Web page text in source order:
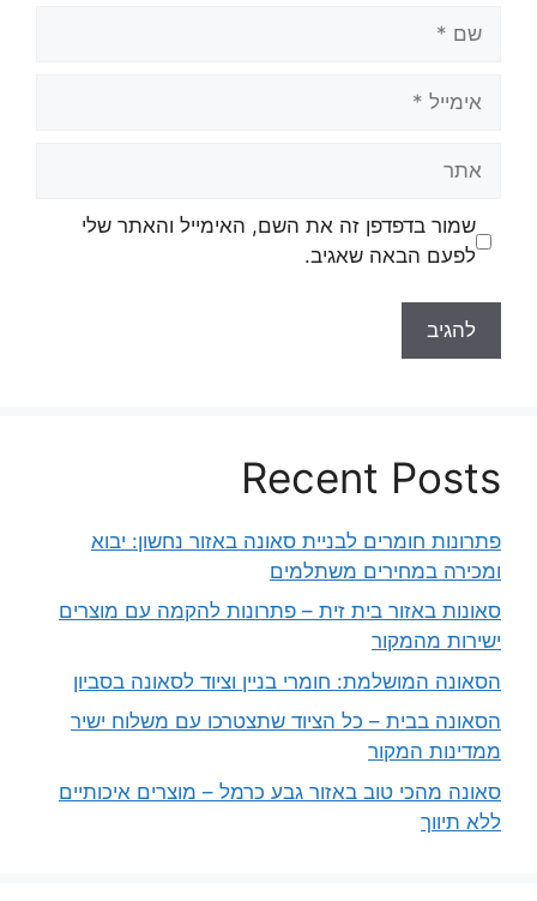
שמור בדפדפן זה את השם, האימייל והאתר שלי
לפעם הבאה שאגיב.
Recent Posts
פתרונות חומרים לבניית סאונה באזור נחשון: יבוא
ומכירה במחירים משתלמים
סאונות באזור בית זית – פתרונות להקמה עם מוצרים
ישירות מהמקור
הסאונה המושלמת: חומרי בניין וציוד לסאונה בסביון
הסאונה בבית – כל הציוד שתצטרכו עם משלוח ישיר
ממדינות המקור
סאונה מהכי טוב באזור גבע כרמל – מוצרים איכותיים
ללא תיווך